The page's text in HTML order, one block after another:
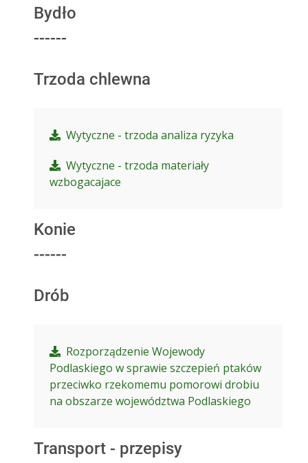
Bydło
------
Trzoda chlewna
Wytyczne - trzoda analiza ryzyka
Wytyczne - trzoda materiały
wzbogacajace
Konie
------
Drób
Rozporządzenie Wojewody
Podlaskiego w sprawie szczepień ptaków
przeciwko rzekomemu pomorowi drobiu
na obszarze województwa Podlaskiego
Transport - przepisy